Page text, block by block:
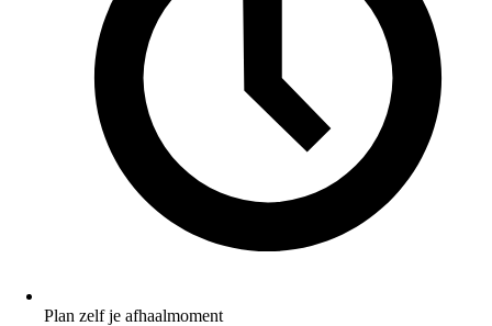
Plan zelf je afhaalmoment